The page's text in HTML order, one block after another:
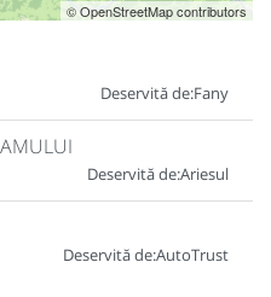
© OpenStreetMap contributors
Deservită de:Fany
Deservită de:Ariesul
Deservită de:AutoTrust